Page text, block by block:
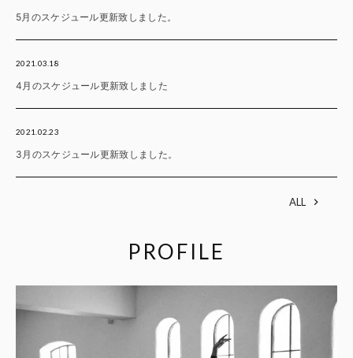
5月のスケジュール更新致しました。
2021.03.18
4月のスケジュール更新致しました
2021.02.23
3月のスケジュール更新致しました。
ALL
PROFILE